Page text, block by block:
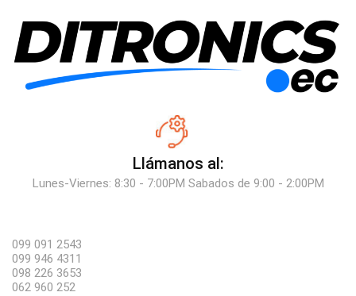
Llámanos al:
Lunes-Viernes: 8:30 - 7:00PM Sabados de 9:00 - 2:00PM
099 091 2543
099 946 4311
098 226 3653
062 960 252